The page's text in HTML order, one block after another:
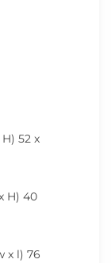
52 x
H) 40
x l) 76